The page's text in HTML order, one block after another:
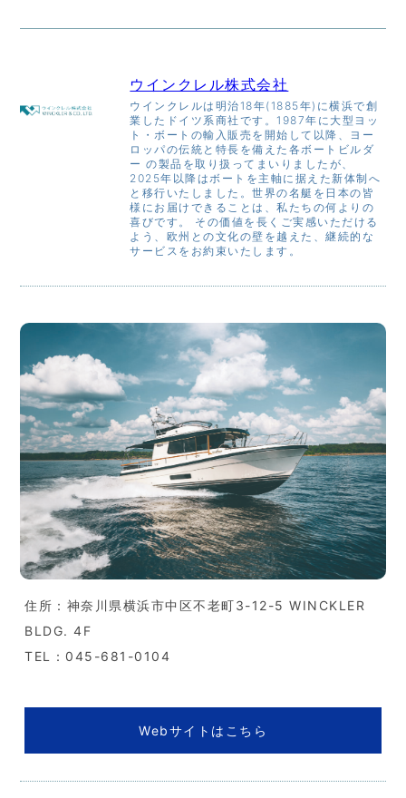
ウインクレル株式会社
ウインクレルは明治18年(1885年)に横浜で創
業したドイツ系商社です。1987年に大型ヨッ
ト・ボートの輸入販売を開始して以降、ヨー
ロッパの伝統と特長を備えた各ボートビルダ
ー の製品を取り扱ってまいりましたが、
2025年以降はボートを主軸に据えた新体制へ
と移行いたしました。世界の名艇を日本の皆
様にお届けできることは、私たちの何よりの
喜びです。 その価値を長くご実感いただける
よう、欧州との文化の壁を越えた、継続的な
サービスをお約束いたします。
住所：神奈川県横浜市中区不老町3-12-5 WINCKLER
BLDG. 4F
TEL：045-681-0104
Webサイトはこちら